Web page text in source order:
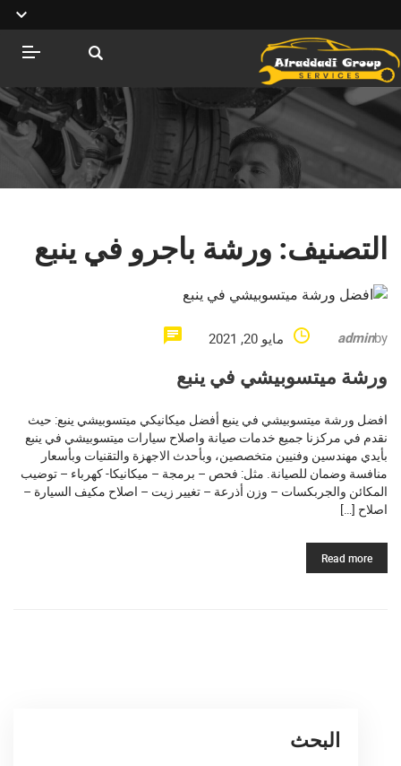
التصنيف: ورشة باجرو في ينبع
by
admin مايو 20, 2021
ورشة ميتسوبيشي في ينبع
افضل ورشة ميتسوبيشي في ينبع أفضل ميكانيكي ميتسوبيشي ينبع: حيث
نقدم في مركزنا جميع خدمات صيانة واصلاح سيارات ميتسوبيشي في ينبع
بأيدي مهندسين وفنيين متخصصين، وبأحدث الاجهزة والتقنيات وبأسعار
منافسة وضمان للصيانة. مثل: فحص – برمجة – ميكانيكا- كهرباء – توضيب
المكائن والجربكسات – وزن أذرعة – تغيير زيت – اصلاح مكيف السيارة –
اصلاح […]
Read more
البحث